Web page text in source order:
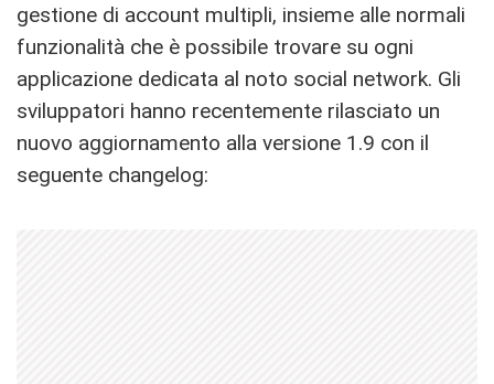
gestione di account multipli, insieme alle normali
funzionalità che è possibile trovare su ogni
applicazione dedicata al noto social network. Gli
sviluppatori hanno recentemente rilasciato un
nuovo aggiornamento alla versione 1.9 con il
seguente changelog: